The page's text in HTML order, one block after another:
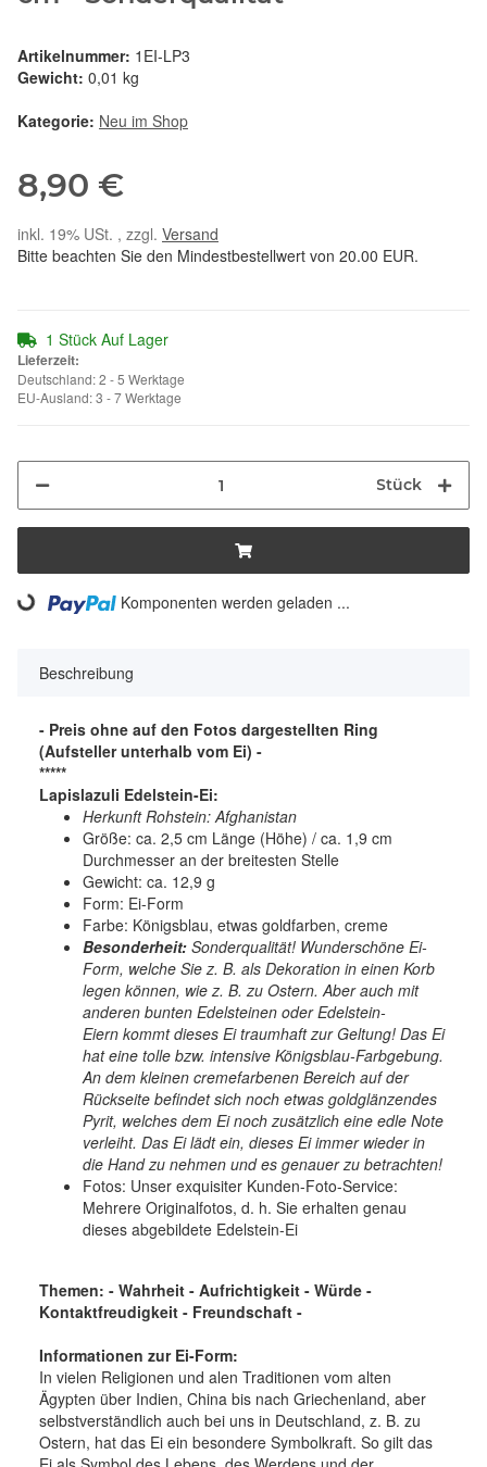
Artikelnummer: 1EI-LP3
Gewicht: 0,01 kg
Kategorie: Neu im Shop
8,90 €
inkl. 19% USt. , zzgl. Versand
Bitte beachten Sie den Mindestbestellwert von 20.00 EUR.
1 Stück Auf Lager
Lieferzeit:
Deutschland: 2 - 5 Werktage
EU-Ausland: 3 - 7 Werktage
Stück
Loading... Komponenten werden geladen ...
Beschreibung
- Preis ohne auf den Fotos dargestellten Ring
(Aufsteller unterhalb vom Ei) -
*****
Lapislazuli Edelstein-Ei:
Herkunft Rohstein: Afghanistan
Größe: ca. 2,5 cm Länge (Höhe) / ca. 1,9 cm
Durchmesser an der breitesten Stelle
Gewicht: ca. 12,9 g
Form: Ei-Form
Farbe: Königsblau, etwas goldfarben, creme
Besonderheit: Sonderqualität! Wunderschöne Ei-
Form, welche Sie z. B. als Dekoration in einen Korb
legen können, wie z. B. zu Ostern. Aber auch mit
anderen bunten Edelsteinen oder Edelstein-
Eiern kommt dieses Ei traumhaft zur Geltung! Das Ei
hat eine tolle bzw. intensive Königsblau-Farbgebung.
An dem kleinen cremefarbenen Bereich auf der
Rückseite befindet sich noch etwas goldglänzendes
Pyrit, welches dem Ei noch zusätzlich eine edle Note
verleiht. Das Ei lädt ein, dieses Ei immer wieder in
die Hand zu nehmen und es genauer zu betrachten!
Fotos: Unser exquisiter Kunden-Foto-Service:
Mehrere Originalfotos, d. h. Sie erhalten genau
dieses abgebildete Edelstein-Ei
Themen: - Wahrheit - Aufrichtigkeit - Würde -
Kontaktfreudigkeit - Freundschaft -
Informationen zur Ei-Form:
In vielen Religionen und alen Traditionen vom alten
Ägypten über Indien, China bis nach Griechenland, aber
selbstverständlich auch bei uns in Deutschland, z. B. zu
Ostern, hat das Ei ein besondere Symbolkraft. So gilt das